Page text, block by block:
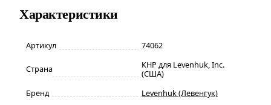
Характеристики
Артикул 74062
Страна
КНР для Levenhuk, Inc.
(США)
Бренд
Levenhuk (Левенгук)